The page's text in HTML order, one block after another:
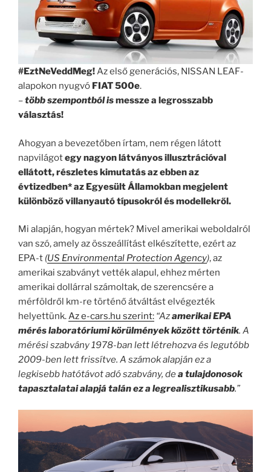
#EztNeVeddMeg!Az első generációs, NISSAN LEAF-
alapokon nyugvó FIAT 500e.
–több szempontból ismessze a legrosszabb
választás!
Ahogyan a bevezetőben írtam, nem régen látott
napvilágotegy nagyon látványos illusztrációval
ellátott, részletes kimutatás az ebben az
évtizedben* az Egyesült Államokban megjelent
különböző villanyautó típusokról és modellekről.
Mi alapján, hogyan mértek? Mivel amerikai weboldalról
van szó, amely az összeállítást elkészítette, ezért az
EPA-t (US Environmental Protection Agency), az
amerikai szabványt vették alapul, ehhez mérten
amerikai dollárral számoltak, de szerencsére a
mérföldről km-re történő átváltást elvégezték
helyettünk.Az e-cars.hu szerint: “Azamerikai EPA
mérés laboratóriumi körülmények között történik. A
mérési szabvány 1978-ban lett létrehozva és legutóbb
2009-ben lett frissítve. A számok alapján ez a
legkisebb hatótávot adó szabvány, dea tulajdonosok
tapasztalatai alapjá talán ez a legrealisztikusabb.”